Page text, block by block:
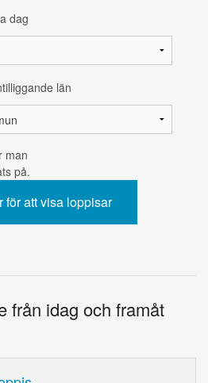
dag
län
man
på.
från idag och framåt